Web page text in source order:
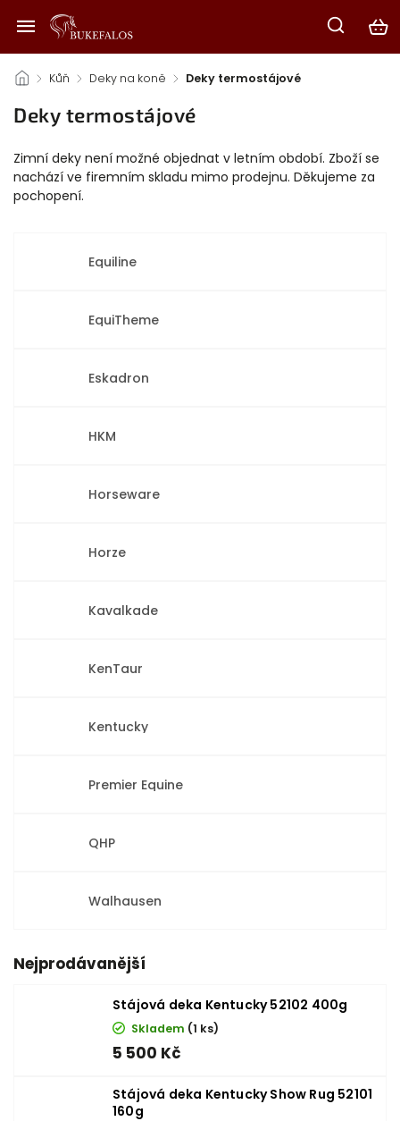
/ Kůň / Deky na koně / Deky termostájové
Deky termostájové
Zimní deky není možné objednat v letním období. Zboží se
nachází ve firemním skladu mimo prodejnu. Děkujeme za
pochopení.
Equiline
EquiTheme
Eskadron
HKM
Horseware
Horze
Kavalkade
KenTaur
Kentucky
Premier Equine
QHP
Walhausen
Nejprodávanější
Stájová deka Kentucky 52102 400g
Skladem (1 ks)
5 500 Kč
Stájová deka Kentucky Show Rug 52101
160g